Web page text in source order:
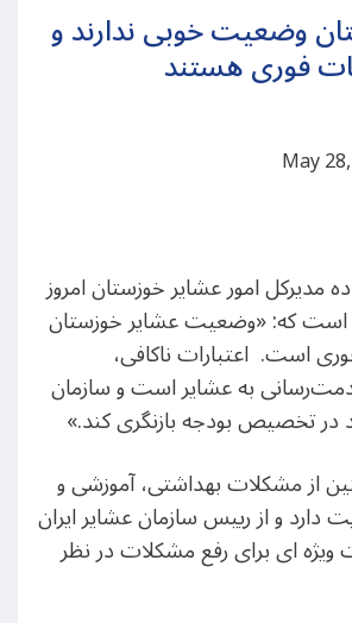
وضعیت خوبی ندارند و
فوری هستند
مدیرکل امور عشایر خوزستان امروز
است که:‌ «وضعیت عشایر خوزستان
است. اعتبارات ناکافی،
به عشایر است و سازمان
در تخصیص بودجه بازنگری کند.»
از مشکلات بهداشتی، آموزشی و
دارد و از رییس سازمان عشایر ایران
ای برای رفع مشکلات در نظر